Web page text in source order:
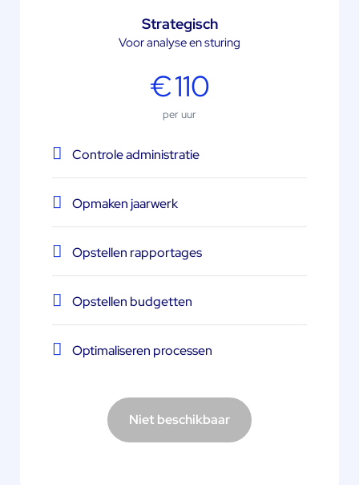
Strategisch
Voor analyse en sturing
€110
per uur
Controle administratie
Opmaken jaarwerk
Opstellen rapportages
Opstellen budgetten
Optimaliseren processen
Niet beschikbaar